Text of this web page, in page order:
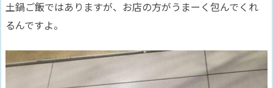
土鍋ご飯ではありますが、お店の方がうまーく包んでくれ
るんですよ。